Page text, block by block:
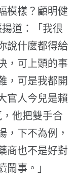
模樣？顧明健
道：「我很
說什麼都得給
，可上頭的事
，可是我都開
官人今兒是賴
他把雙手合
，下不為例，
商也不是好對
鬧事。」